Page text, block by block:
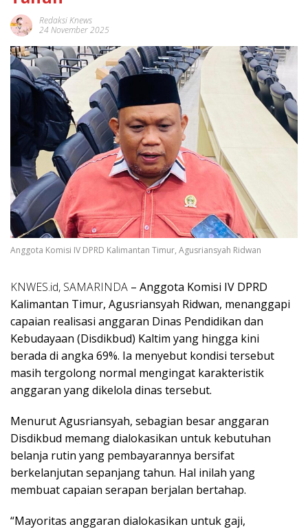
Redaksi Knews
24 November 2025
Anggota Komisi IV DPRD Kalimantan Timur, Agusriansyah Ridwan
KNWES.id, SAMARINDA – Anggota Komisi IV DPRD
Kalimantan Timur, Agusriansyah Ridwan, menanggapi
capaian realisasi anggaran Dinas Pendidikan dan
Kebudayaan (Disdikbud) Kaltim yang hingga kini
berada di angka 69%. Ia menyebut kondisi tersebut
masih tergolong normal mengingat karakteristik
anggaran yang dikelola dinas tersebut.
Menurut Agusriansyah, sebagian besar anggaran
Disdikbud memang dialokasikan untuk kebutuhan
belanja rutin yang pembayarannya bersifat
berkelanjutan sepanjang tahun. Hal inilah yang
membuat capaian serapan berjalan bertahap.
“Mayoritas anggaran dialokasikan untuk gaji,